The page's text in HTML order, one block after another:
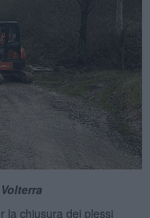
la chiusura dei plessi